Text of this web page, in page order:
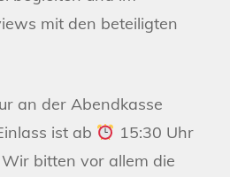
mit den beteiligten
an der Abendkasse
ist ab
15:30 Uhr
bitten vor allem die